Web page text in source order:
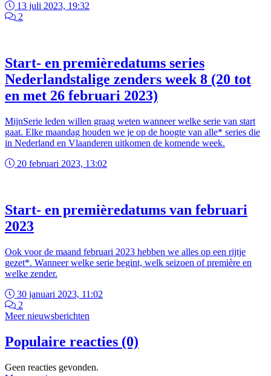
13 juli 2023, 19:32
2
Start- en premièredatums series
Nederlandstalige zenders week 8 (20 tot
en met 26 februari 2023)
MijnSerie leden willen graag weten wanneer welke serie van start
gaat. Elke maandag houden we je op de hoogte van alle* series die
in Nederland en Vlaanderen uitkomen de komende week.
20 februari 2023, 13:02
Start- en premièredatums van februari
2023
Ook voor de maand februari 2023 hebben we alles op een rijtje
gezet*. Wanneer welke serie begint, welk seizoen of première en
welke zender.
30 januari 2023, 11:02
2
Meer nieuwsberichten
Populaire reacties (0)
Geen reacties gevonden.